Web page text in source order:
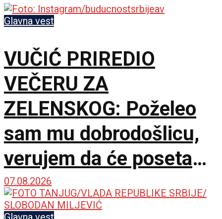
Glavna vest
VUČIĆ PRIREDIO
VEČERU ZA
ZELENSKOG: Poželeo
sam mu dobrodošlicu,
verujem da će poseta
doprineti razvoju
odnosa
07.08.2026